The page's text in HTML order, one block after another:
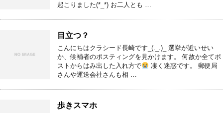
起こりました(*_*) お二人とも …
目立つ？
こんにちはクラシード長崎です_(._.)_ 選挙が近いせい
か、候補者のポスティングを見かけます。 何故か全てポ
ストからはみ出した入れ方で
凄く迷惑です。 郵便局
さんや運送会社さんも相 …
歩きスマホ